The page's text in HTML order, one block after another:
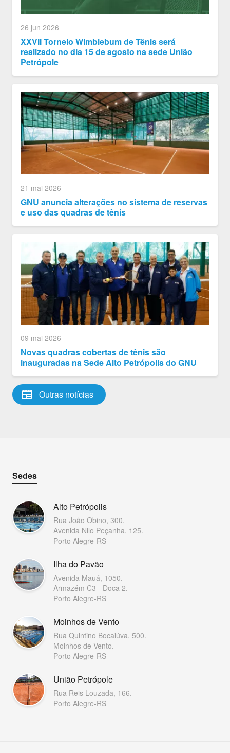
26 jun 2026
XXVII Torneio Wimblebum de Tênis será
realizado no dia 15 de agosto na sede União
Petrópole
21 mai 2026
GNU anuncia alterações no sistema de reservas
e uso das quadras de tênis
09 mai 2026
Novas quadras cobertas de tênis são
inauguradas na Sede Alto Petrópolis do GNU
newspaper Outras notícias
Sedes
Alto Petrópolis
Rua João Obino, 300.
Avenida Nilo Peçanha, 125.
Porto Alegre-RS
Ilha do Pavão
Avenida Mauá, 1050.
Armazém C3 - Doca 2.
Porto Alegre-RS
Moinhos de Vento
Rua Quintino Bocaiúva, 500.
Moinhos de Vento.
Porto Alegre-RS
União Petrópole
Rua Reis Louzada, 166.
Porto Alegre-RS